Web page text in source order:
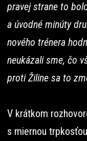
pravej strane to
a úvodné minúty
nového trénera
neukázali sme, čo
proti Žiline sa to
V krátkom
s miernou